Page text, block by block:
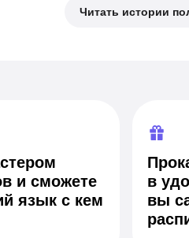
Читать истории
в
вы
и сможете
язык с кем